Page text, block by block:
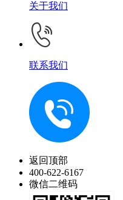
关于我们
联系我们
返回顶部
400-622-6167
微信二维码